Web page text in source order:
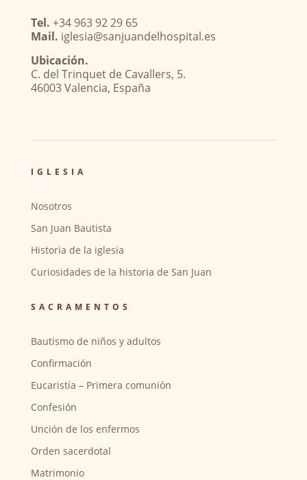
Tel. +34 963 92 29 65
Mail. iglesia@sanjuandelhospital.es
Ubicación.
C. del Trinquet de Cavallers, 5.
46003 Valencia, España
IGLESIA
Nosotros
San Juan Bautista
Historia de la iglesia
Curiosidades de la historia de San Juan
SACRAMENTOS
Bautismo de niños y adultos
Confirmación
Eucaristía – Primera comunión
Confesión
Unción de los enfermos
Orden sacerdotal
Matrimonio